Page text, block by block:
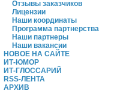
Отзывы заказчиков
Лицензии
Наши координаты
Программа партнерства
Наши партнеры
Наши вакансии
НОВОЕ НА САЙТЕ
ИТ-ЮМОР
ИТ-ГЛОССАРИЙ
RSS-ЛЕНТА
АРХИВ